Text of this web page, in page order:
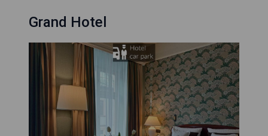
Grand Hotel